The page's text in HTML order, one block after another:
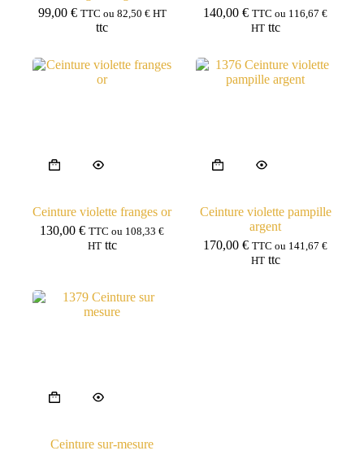
99,00 € TTC ou 82,50 €HT
ttc
140,00€ TTC ou 116,67€
HT ttc
Ceinture violette franges or
130,00€ TTC ou 108,33€
HT ttc
Ceinture violette pampille
argent
170,00€ TTC ou 141,67€
HT ttc
Ceinture sur-mesure